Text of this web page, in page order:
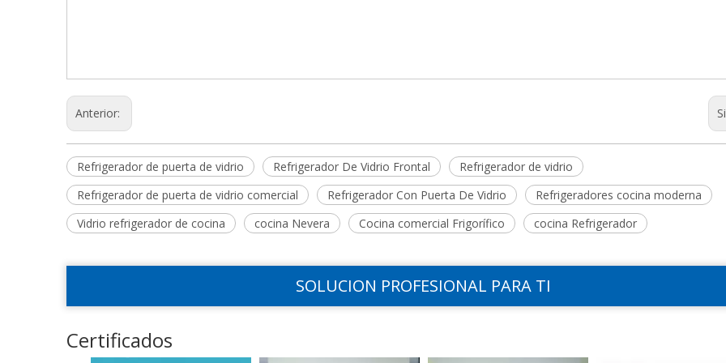
Anterior:
Refrigerador de puerta de vidrio Refrigerador De Vidrio Frontal
Refrigerador de vidrio
Refrigerador de puerta de vidrio comercial
Refrigerador Con Puerta De Vidrio
Refrigeradores cocina moderna
Vidrio refrigerador de cocina
cocina Nevera Cocina comercial Frigorífico cocina Refrigerador
SOLUCION PROFESIONAL PARA TI
Certificados